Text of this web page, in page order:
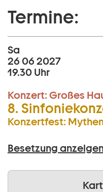
Termine:
Sa
26 06 2027
19.30 Uhr
Konzert: Großes
8.
Konzertfest:
Besetzung